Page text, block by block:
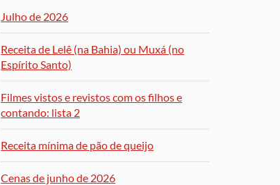
Julho de 2026
Receita de Lelê (na Bahia) ou Muxá (no
Espírito Santo)
Filmes vistos e revistos com os filhos e
contando: lista 2
Receita mínima de pão de queijo
Cenas de junho de 2026